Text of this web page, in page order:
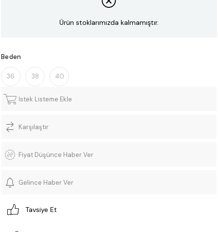
Ürün stoklarımızda kalmamıştır.
Beden
36 38 40
İstek Listeme Ekle
Karşılaştır
Fiyat Düşünce Haber Ver
Gelince Haber Ver
Tavsiye Et